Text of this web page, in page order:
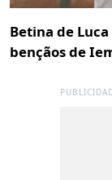
Betina de
bençãos de